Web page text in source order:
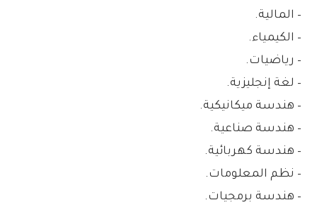
– المالية.
– الكيمياء.
– رياضيات.
– لغة إنجليزية.
– هندسة ميكانيكية.
– هندسة صناعية.
– هندسة كهربائية.
– نظم المعلومات.
– هندسة برمجيات.